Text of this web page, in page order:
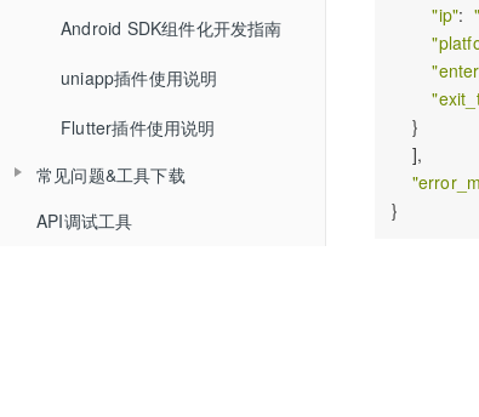
聊天相关API
回放相关API
自动登录相关API
接口认证相关API
THQS相关API
Web SDK音视频API文档
Web排麦组件化
Web聊天组件化
Web文档组件化
Web媒体组件化
Android SDK组件化开发指南
uniapp插件使用说明
Flutter插件使用说明
常见问题&工具下载
常见问题
API调试工具
"ip":
    }
    ],